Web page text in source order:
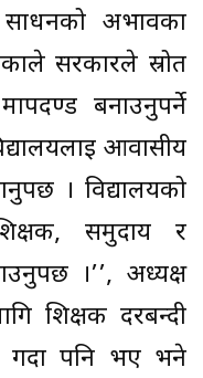
साधनको अभावका
सरकारले स्रोत
बनाउनुपर्ने
आवासीय
। विद्यालयको
समुदाय र
।’’, अध्यक्ष
शिक्षक दरबन्दी
गर्दा पनि भए भने